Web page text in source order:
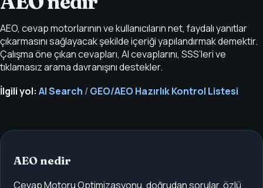
AEO, cevap motorlarının ve kullanıcıların net, faydalı yanıtlar
çıkarmasını sağlayacak şekilde içeriği yapılandırmak demektir.
Çalışma öne çıkan cevapları, AI cevaplarını, SSS’leri ve
tıklamasız arama davranışını destekler.
İlgili yol: AI Search / GEO/AEO Hazırlık Kontrol Listesi
AEO nedir
Cevap Motoru Optimizasyonu, doğrudan sorular, özlü